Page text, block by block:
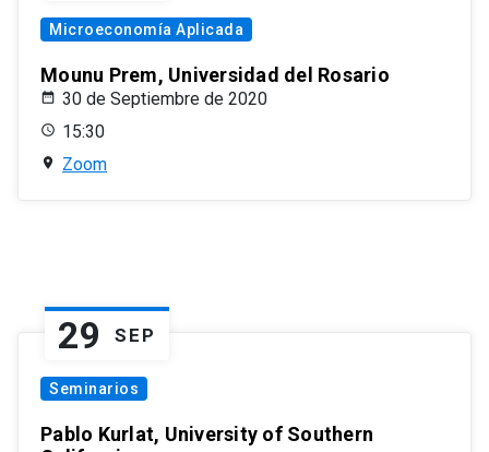
Microeconomía Aplicada
Mounu Prem, Universidad del Rosario
30 de Septiembre de 2020
15:30
Zoom
29 SEP
Seminarios
Pablo Kurlat, University of Southern